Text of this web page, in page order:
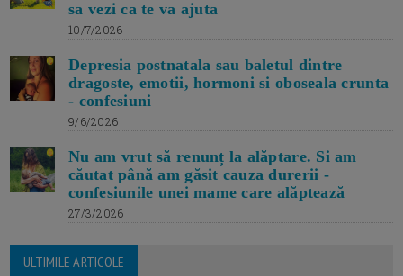
sa vezi ca te va ajuta
10/7/2026
Depresia postnatala sau baletul dintre
dragoste, emotii, hormoni si oboseala crunta
- confesiuni
9/6/2026
Nu am vrut să renunț la alăptare. Si am
căutat până am găsit cauza durerii -
confesiunile unei mame care alăptează
27/3/2026
ULTIMILE ARTICOLE